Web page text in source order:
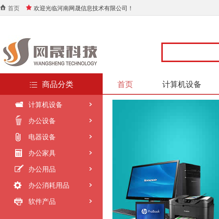
首页 欢迎光临河南网晟信息技术有限公司！
商品分类
计算机设备
办公设备
电器设备
办公家具
办公用品
办公消耗用品
软件产品
首页 计算机设备